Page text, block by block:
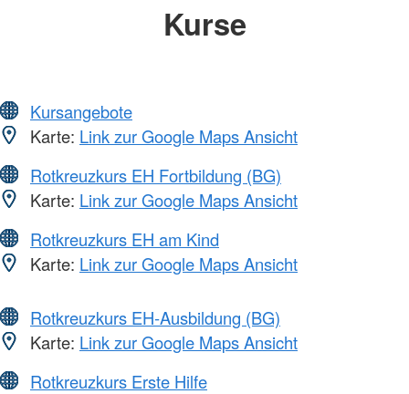
Kurse
Kursangebote
Karte: Link zur Google Maps Ansicht
Rotkreuzkurs EH Fortbildung (BG)
Karte: Link zur Google Maps Ansicht
Rotkreuzkurs EH am Kind
Karte: Link zur Google Maps Ansicht
Rotkreuzkurs EH-Ausbildung (BG)
Karte: Link zur Google Maps Ansicht
Rotkreuzkurs Erste Hilfe